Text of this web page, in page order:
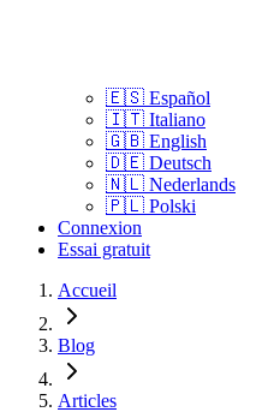
🇪🇸 Español
🇮🇹 Italiano
🇬🇧 English
🇩🇪 Deutsch
🇳🇱 Nederlands
🇵🇱 Polski
Connexion
Essai gratuit
Accueil
Blog
Articles